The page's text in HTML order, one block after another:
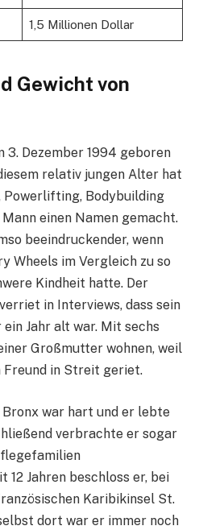
1,5 Millionen Dollar
Gewicht von
3. Dezember 1994 geboren
relativ jungen Alter hat
Powerlifting, Bodybuilding
einen Namen gemacht.
beeindruckender, wenn
Wheels im Vergleich zu so
Kindheit hatte. Der
in Interviews, dass sein
Jahr alt war. Mit sechs
Großmutter wohnen, weil
in Streit geriet.
Bronx war hart und er lebte
verbrachte er sogar
12 Jahren beschloss er, bei
Karibikinsel St.
dort war er immer noch